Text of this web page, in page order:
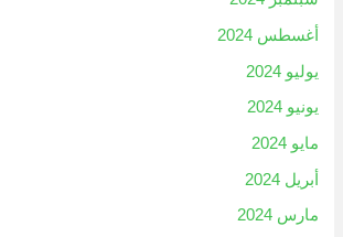
أغسطس 2024
يوليو 2024
يونيو 2024
مايو 2024
أبريل 2024
مارس 2024